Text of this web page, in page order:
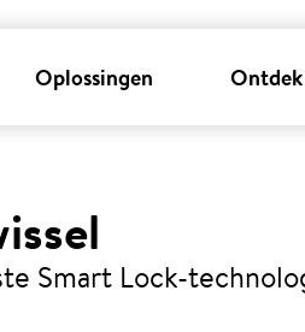
Oplossingen
Smart Lock-